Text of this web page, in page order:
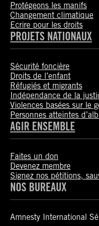
Protégeons les manifs
Changement climatique
Ecrire pour les droits
PROJETS NATIONAUX
Sécurité foncière
Droits de l’enfant
Réfugiés et migrants
Indépendance de la
Violences basées sur le
Personnes atteintes
AGIR ENSEMBLE
Faites un don
Devenez membre
Signez nos pétitions,
NOS BUREAUX
Amnesty International